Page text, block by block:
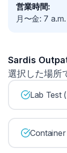
営業時間:
月〜金: 7 a.m.
Sardis
選択した場所
Lab Test